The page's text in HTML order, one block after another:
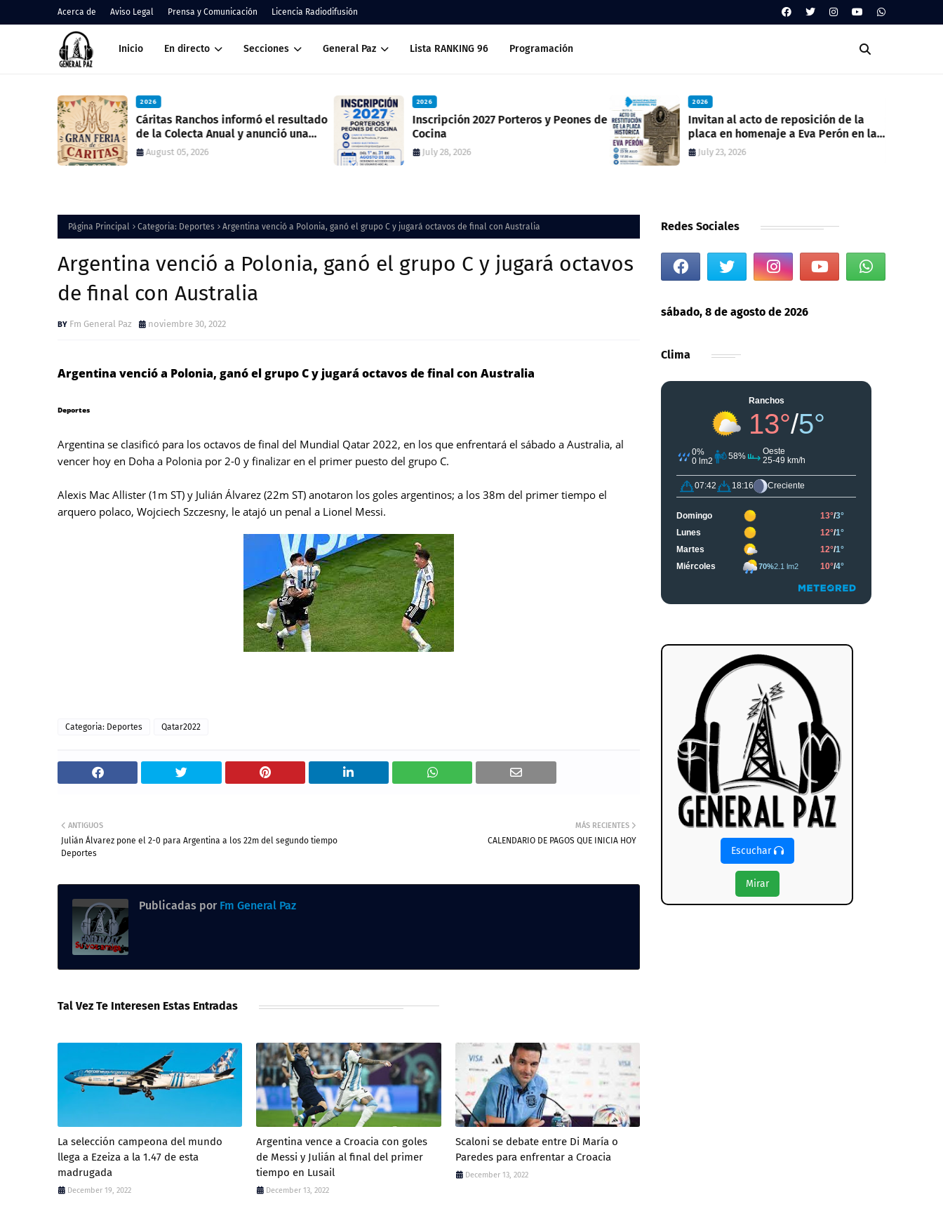
Acerca de Aviso Legal Prensa y Comunicación Licencia Radiodifusión
Inicio En directo Secciones General Paz Lista RANKING 96 Programación
2026
Cáritas Ranchos informó el resultado
de la Colecta Anual y anunció una
nueva feria solidaria
August 05, 2026
2026
Inscripción 2027 Porteros y Peones de
Cocina
July 28, 2026
2026
Invitan al acto de reposición de la
placa en homenaje a Eva Perón en la
ex estación del ferrocarril
July 23, 2026
Página Principal Categoria: Deportes Argentina venció a Polonia, ganó el grupo C y jugará octavos de final con Australia
Argentina venció a Polonia, ganó el grupo C y jugará octavos
de final con Australia
Fm General Paz noviembre 30, 2022
Argentina venció a Polonia, ganó el grupo C y jugará octavos de final con Australia
Deportes
Argentina se clasificó para los octavos de final del Mundial Qatar 2022, en los que enfrentará el sábado a Australia, al
vencer hoy en Doha a Polonia por 2-0 y finalizar en el primer puesto del grupo C.
Alexis Mac Allister (1m ST) y Julián Álvarez (22m ST) anotaron los goles argentinos; a los 38m del primer tiempo el
arquero polaco, Wojciech Szczesny, le atajó un penal a Lionel Messi.
Categoria: Deportes Qatar2022
MÁS RECIENTES
CALENDARIO DE PAGOS QUE INICIA HOY
ANTIGUOS
Julián Álvarez pone el 2-0 para Argentina a los 22m del segundo tiempo
Deportes
Publicadas por Fm General Paz
Tal Vez Te Interesen Estas Entradas
La selección campeona del mundo
llega a Ezeiza a la 1.47 de esta
madrugada
December 19, 2022
Argentina vence a Croacia con goles
de Messi y Julián al final del primer
tiempo en Lusail
December 13, 2022
Scaloni se debate entre Di María o
Paredes para enfrentar a Croacia
December 13, 2022
Redes Sociales
sábado, 8 de agosto de 2026
Clima
Escuchar
Mirar